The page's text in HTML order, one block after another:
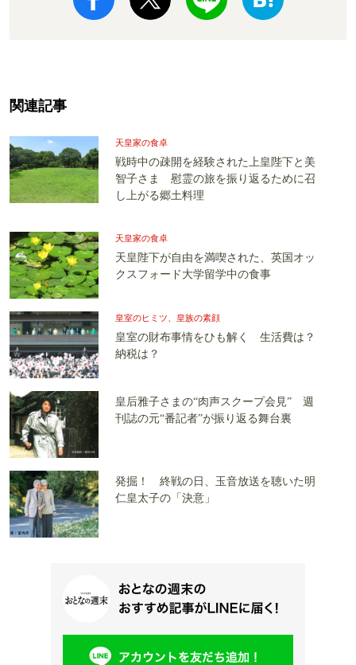
関連記事
天皇家の食卓
戦時中の疎開を経験された上皇陛下と美
智子さま 慰霊の旅を振り返るために召
し上がる郷土料理
天皇家の食卓
天皇陛下が自由を満喫された、英国オッ
クスフォード大学留学中の食事
皇室のヒミツ、皇族の素顔
皇室の財布事情をひも解く 生活費は？
納税は？
皇后雅子さまの“肉声スクープ会見” 週
刊誌の元“番記者”が振り返る舞台裏
発掘！ 終戦の日、玉音放送を聴いた明
仁皇太子の「決意」